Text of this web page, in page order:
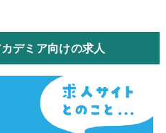
デミア向けの求人